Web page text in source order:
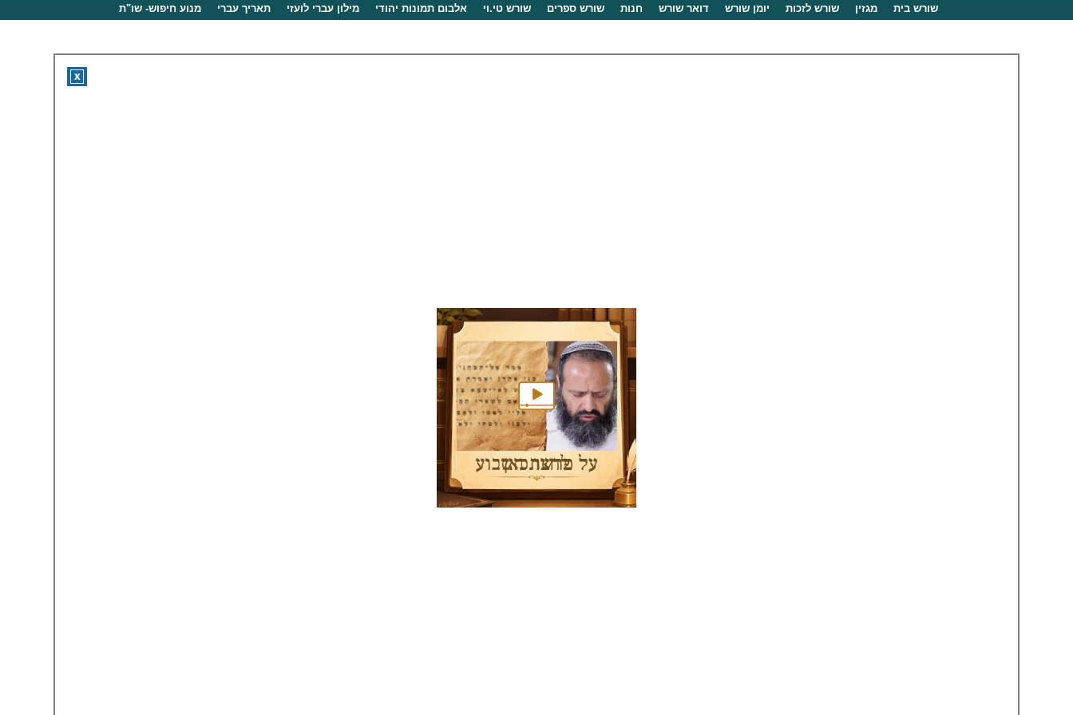
שורש בית מגזין שורש לזכות יומן שורש דואר שורש חנות שורש ספרים שורש טי.וי אלבום תמונות יהודי מילון עברי לועזי תאריך עברי מנוע חיפוש- שו"ת